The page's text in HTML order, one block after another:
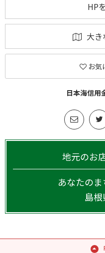
HP
大き
お気
日本海信用
地元のお
あなたの
島根